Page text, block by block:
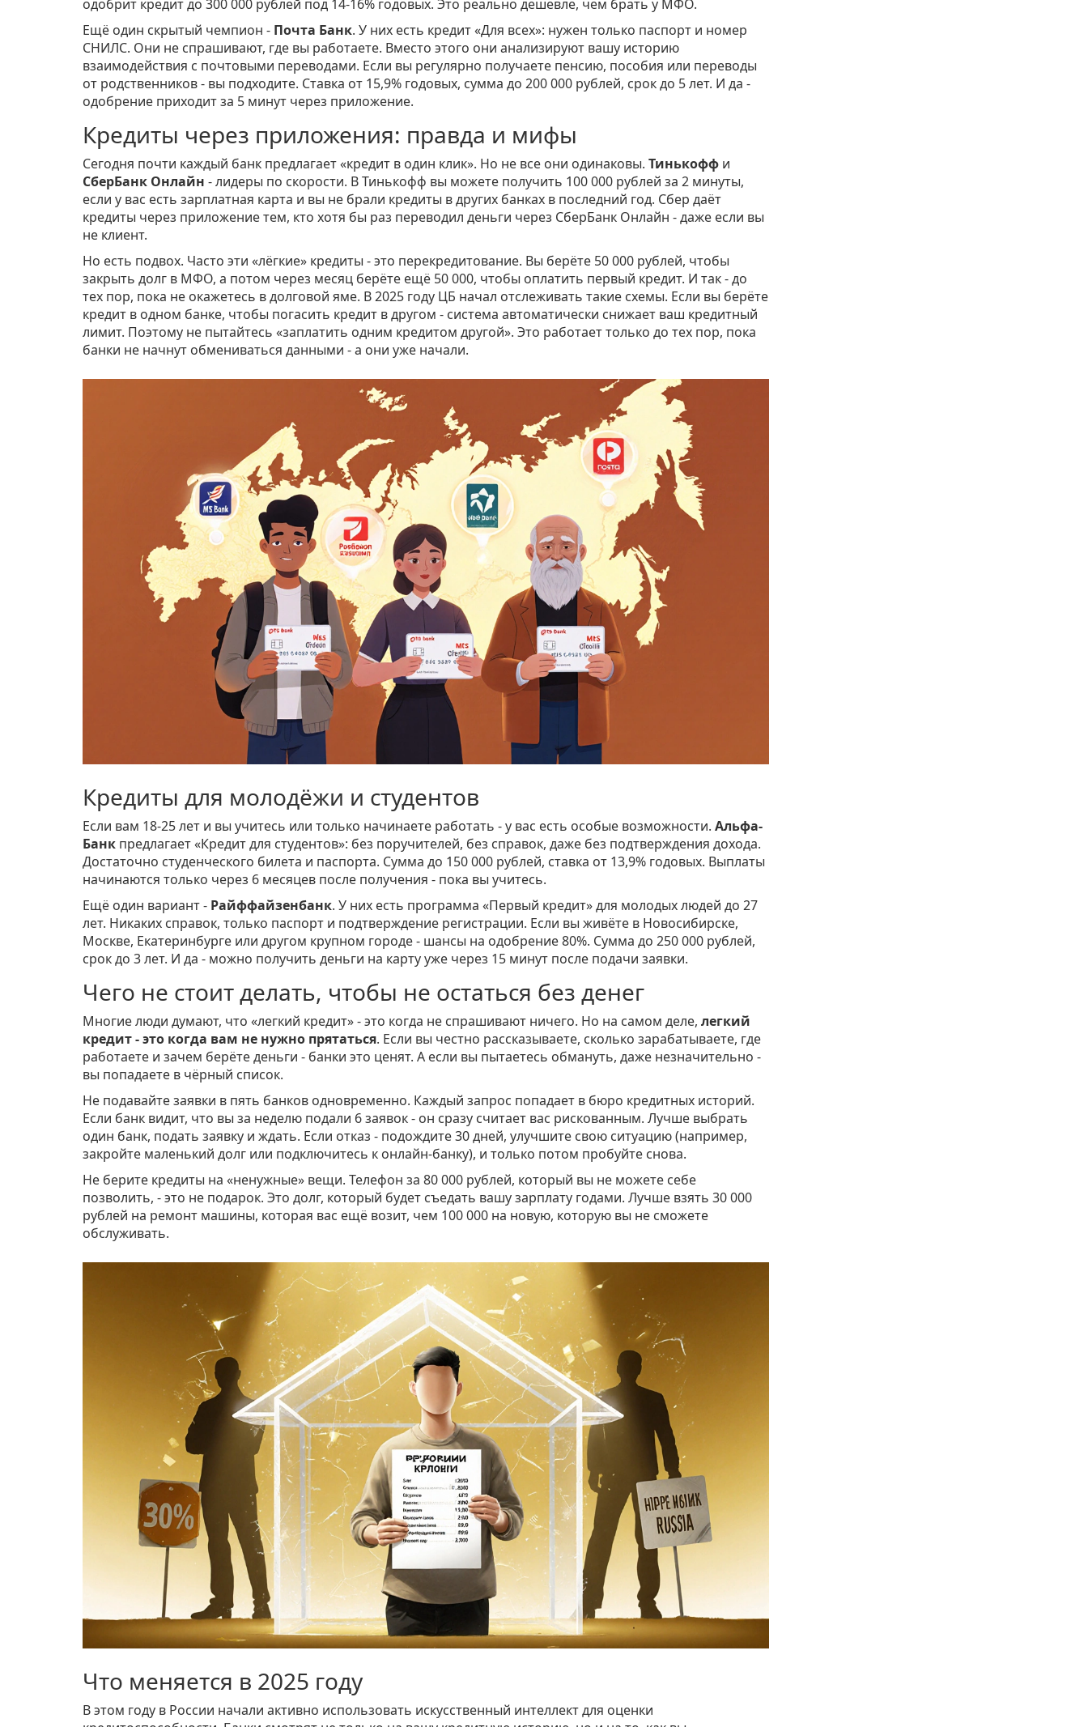
одобрит кредит до 300 000 рублей под 14-16% годовых. Это реально дешевле, чем брать у МФО.
Ещё один скрытый чемпион - Почта Банк. У них есть кредит «Для всех»: нужен только паспорт и номер
СНИЛС. Они не спрашивают, где вы работаете. Вместо этого они анализируют вашу историю
взаимодействия с почтовыми переводами. Если вы регулярно получаете пенсию, пособия или переводы
от родственников - вы подходите. Ставка от 15,9% годовых, сумма до 200 000 рублей, срок до 5 лет. И да -
одобрение приходит за 5 минут через приложение.
Кредиты через приложения: правда и мифы
Сегодня почти каждый банк предлагает «кредит в один клик». Но не все они одинаковы. Тинькофф и
СберБанк Онлайн - лидеры по скорости. В Тинькофф вы можете получить 100 000 рублей за 2 минуты,
если у вас есть зарплатная карта и вы не брали кредиты в других банках в последний год. Сбер даёт
кредиты через приложение тем, кто хотя бы раз переводил деньги через СберБанк Онлайн - даже если вы
не клиент.
Но есть подвох. Часто эти «лёгкие» кредиты - это перекредитование. Вы берёте 50 000 рублей, чтобы
закрыть долг в МФО, а потом через месяц берёте ещё 50 000, чтобы оплатить первый кредит. И так - до
тех пор, пока не окажетесь в долговой яме. В 2025 году ЦБ начал отслеживать такие схемы. Если вы берёте
кредит в одном банке, чтобы погасить кредит в другом - система автоматически снижает ваш кредитный
лимит. Поэтому не пытайтесь «заплатить одним кредитом другой». Это работает только до тех пор, пока
банки не начнут обмениваться данными - а они уже начали.
Кредиты для молодёжи и студентов
Если вам 18-25 лет и вы учитесь или только начинаете работать - у вас есть особые возможности. Альфа-
Банк предлагает «Кредит для студентов»: без поручителей, без справок, даже без подтверждения дохода.
Достаточно студенческого билета и паспорта. Сумма до 150 000 рублей, ставка от 13,9% годовых. Выплаты
начинаются только через 6 месяцев после получения - пока вы учитесь.
Ещё один вариант - Райффайзенбанк. У них есть программа «Первый кредит» для молодых людей до 27
лет. Никаких справок, только паспорт и подтверждение регистрации. Если вы живёте в Новосибирске,
Москве, Екатеринбурге или другом крупном городе - шансы на одобрение 80%. Сумма до 250 000 рублей,
срок до 3 лет. И да - можно получить деньги на карту уже через 15 минут после подачи заявки.
Чего не стоит делать, чтобы не остаться без денег
Многие люди думают, что «легкий кредит» - это когда не спрашивают ничего. Но на самом деле, легкий
кредит - это когда вам не нужно прятаться. Если вы честно рассказываете, сколько зарабатываете, где
работаете и зачем берёте деньги - банки это ценят. А если вы пытаетесь обмануть, даже незначительно -
вы попадаете в чёрный список.
Не подавайте заявки в пять банков одновременно. Каждый запрос попадает в бюро кредитных историй.
Если банк видит, что вы за неделю подали 6 заявок - он сразу считает вас рискованным. Лучше выбрать
один банк, подать заявку и ждать. Если отказ - подождите 30 дней, улучшите свою ситуацию (например,
закройте маленький долг или подключитесь к онлайн-банку), и только потом пробуйте снова.
Не берите кредиты на «ненужные» вещи. Телефон за 80 000 рублей, который вы не можете себе
позволить, - это не подарок. Это долг, который будет съедать вашу зарплату годами. Лучше взять 30 000
рублей на ремонт машины, которая вас ещё возит, чем 100 000 на новую, которую вы не сможете
обслуживать.
Что меняется в 2025 году
В этом году в России начали активно использовать искусственный интеллект для оценки